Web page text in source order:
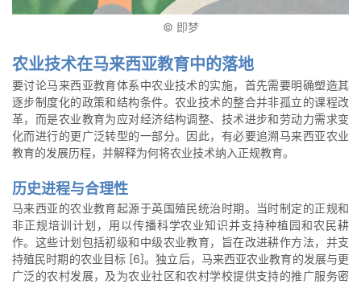
© 即梦
农业技术在马来西亚教育中的落地
要讨论马来西亚教育体系中农业技术的实施，首先需要明确塑造其
逐步制度化的政策和结构条件。农业技术的整合并非孤立的课程改
革，而是农业教育为应对经济结构调整、技术进步和劳动力需求变
化而进行的更广泛转型的一部分。因此，有必要追溯马来西亚农业
教育的发展历程，并解释为何将农业技术纳入正规教育。
历史进程与合理性
马来西亚的农业教育起源于英国殖民统治时期。当时制定的正规和
非正规培训计划，用以传播科学农业知识并支持种植园和农民耕
作。这些计划包括初级和中级农业教育，旨在改进耕作方法，并支
持殖民时期的农业目标 [6]。独立后，马来西亚农业教育的发展与更
广泛的农村发展，及为农业社区和农村学校提供支持的推广服务密